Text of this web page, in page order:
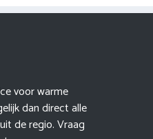
voor warme
dan direct alle
de regio. Vraag